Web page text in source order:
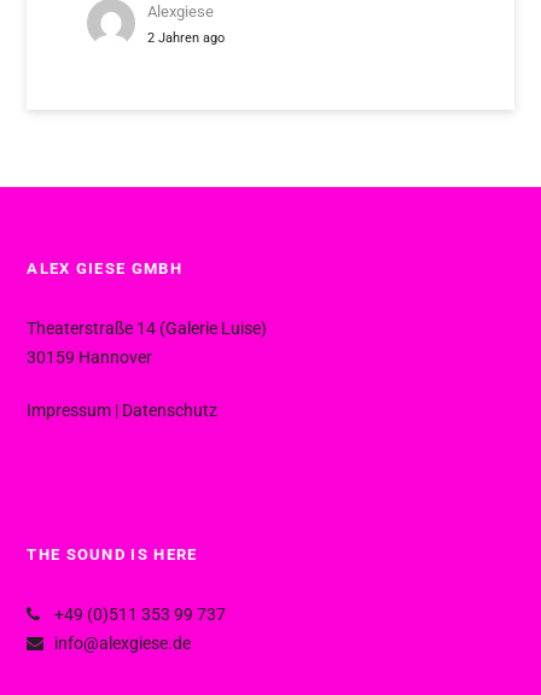
Alexgiese
2 Jahren ago
ALEX GIESE GMBH
Theaterstraße 14 (Galerie Luise)
30159 Hannover
Impressum | Datenschutz
THE SOUND IS HERE
+49 (0)511 353 99 737
info@alexgiese.de